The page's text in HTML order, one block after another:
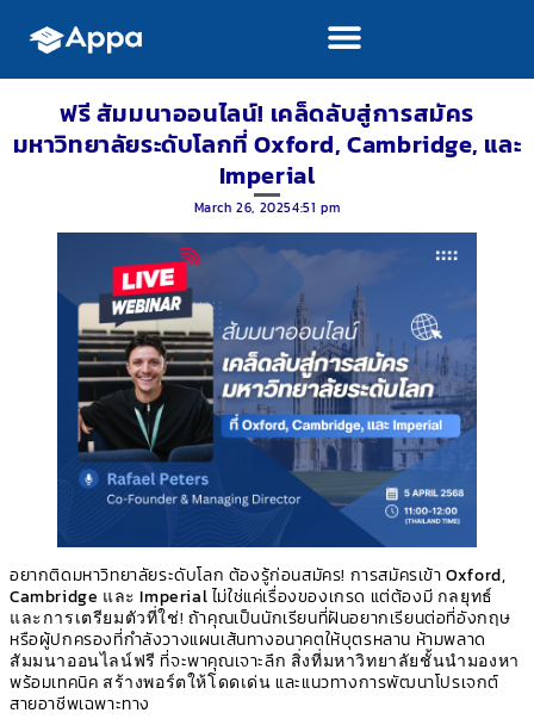
ฟรี สัมมนาออนไลน์! เคล็ดลับสู่การสมัคร
มหาวิทยาลัยระดับโลกที่ Oxford, Cambridge, และ
Imperial
March 26, 20254:51 pm
อยากติดมหาวิทยาลัยระดับโลก ต้องรู้ก่อนสมัคร! การสมัครเข้าOxford,
Cambridge และ Imperialไม่ใช่แค่เรื่องของเกรด แต่ต้องมี กลยุทธ์
และการเตรียมตัวที่ใช่! ถ้าคุณเป็นนักเรียนที่ฝันอยากเรียนต่อที่อังกฤษ
หรือผู้ปกครองที่กำลังวางแผนเส้นทางอนาคตให้บุตรหลาน ห้ามพลาด
สัมมนาออนไลน์ฟรี ที่จะพาคุณเจาะลึก สิ่งที่มหาวิทยาลัยชั้นนำมองหา
พร้อมเทคนิค สร้างพอร์ตให้โดดเด่น และแนวทางการพัฒนาโปรเจกต์
สายอาชีพเฉพาะทาง